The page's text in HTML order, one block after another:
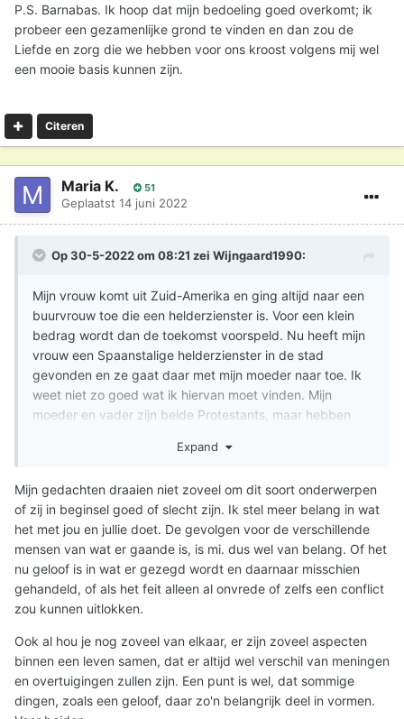
P.S. Barnabas. Ik hoop dat mijn bedoeling goed overkomt; ik
probeer een gezamenlijke grond te vinden en dan zou de
Liefde en zorg die we hebben voor ons kroost volgens mij wel
een mooie basis kunnen zijn.
Citeren
Maria K. 51
Geplaatst 14 juni 2022
Op 30-5-2022 om 08:21 zei Wijngaard1990:
Mijn vrouw komt uit Zuid-Amerika en ging altijd naar een
buurvrouw toe die een helderzienster is. Voor een klein
bedrag wordt dan de toekomst voorspeld. Nu heeft mijn
vrouw een Spaanstalige helderzienster in de stad
gevonden en ze gaat daar met mijn moeder naar toe. Ik
weet niet zo goed wat ik hiervan moet vinden. Mijn
moeder en vader zijn beide Protestants, maar hebben
erg geïnteresseerd in dat soort dingen zoals
dat mijn vrouw en moeder een goede band met elkaar
hebben, maar ik weet niet hoe ik als Christen achter deze
praktijken moet staan. Is het niet een vorm van hekserij?
Expand
Mijn gedachten draaien niet zoveel om dit soort onderwerpen
of zij in beginsel goed of slecht zijn. Ik stel meer belang in wat
het met jou en jullie doet. De gevolgen voor de verschillende
mensen van wat er gaande is, is mi. dus wel van belang. Of het
nu geloof is in wat er gezegd wordt en daarnaar misschien
gehandeld, of als het feit alleen al onvrede of zelfs een conflict
zou kunnen uitlokken.
Ook al hou je nog zoveel van elkaar, er zijn zoveel aspecten
binnen een leven samen, dat er altijd wel verschil van meningen
en overtuigingen zullen zijn. Een punt is wel, dat sommige
dingen, zoals een geloof, daar zo'n belangrijk deel in vormen.